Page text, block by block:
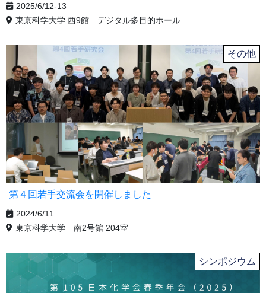
2025/6/12-13
東京科学大学 西9館 デジタル多目的ホール
その他
第４回若手交流会を開催しました
2024/6/11
東京科学大学 南2号館 204室
シンポジウム